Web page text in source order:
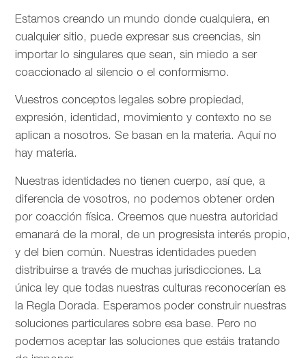
Estamos creando un mundo donde cualquiera, en
cualquier sitio, puede expresar sus creencias, sin
importar lo singulares que sean, sin miedo a ser
coaccionado al silencio o el conformismo.
Vuestros conceptos legales sobre propiedad,
expresión, identidad, movimiento y contexto no se
aplican a nosotros. Se basan en la materia. Aquí no
hay materia.
Nuestras identidades no tienen cuerpo, así que, a
diferencia de vosotros, no podemos obtener orden
por coacción física. Creemos que nuestra autoridad
emanará de la moral, de un progresista interés propio,
y del bien común. Nuestras identidades pueden
distribuirse a través de muchas jurisdicciones. La
única ley que todas nuestras culturas reconocerían es
la Regla Dorada. Esperamos poder construir nuestras
soluciones particulares sobre esa base. Pero no
podemos aceptar las soluciones que estáis tratando